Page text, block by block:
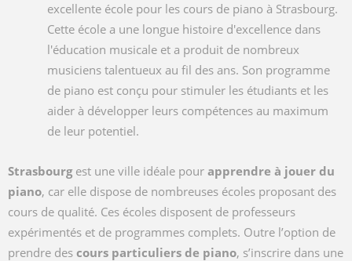
excellente école pour les cours de piano à Strasbourg.
Cette école a une longue histoire d'excellence dans
l'éducation musicale et a produit de nombreux
musiciens talentueux au fil des ans. Son programme
de piano est conçu pour stimuler les étudiants et les
aider à développer leurs compétences au maximum
de leur potentiel.
Strasbourgest une ville idéale pour apprendre à jouer du
piano, car elle dispose de nombreuses écoles proposant des
cours de qualité. Ces écoles disposent de professeurs
expérimentés et de programmes complets. Outre l’option de
prendre des cours particuliers de piano, s’inscrire dans une